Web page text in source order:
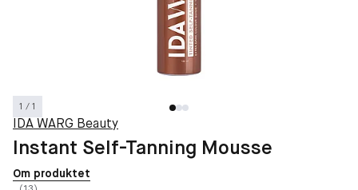
1 / 1
IDA WARG Beauty
Instant Self-Tanning Mousse
Om produktet